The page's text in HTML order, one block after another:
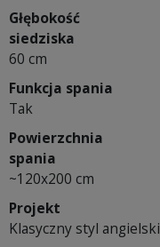
Głębokość
siedziska
60 cm
Funkcja spania
Tak
Powierzchnia
spania
~120x200 cm
Projekt
Klasyczny styl angielski